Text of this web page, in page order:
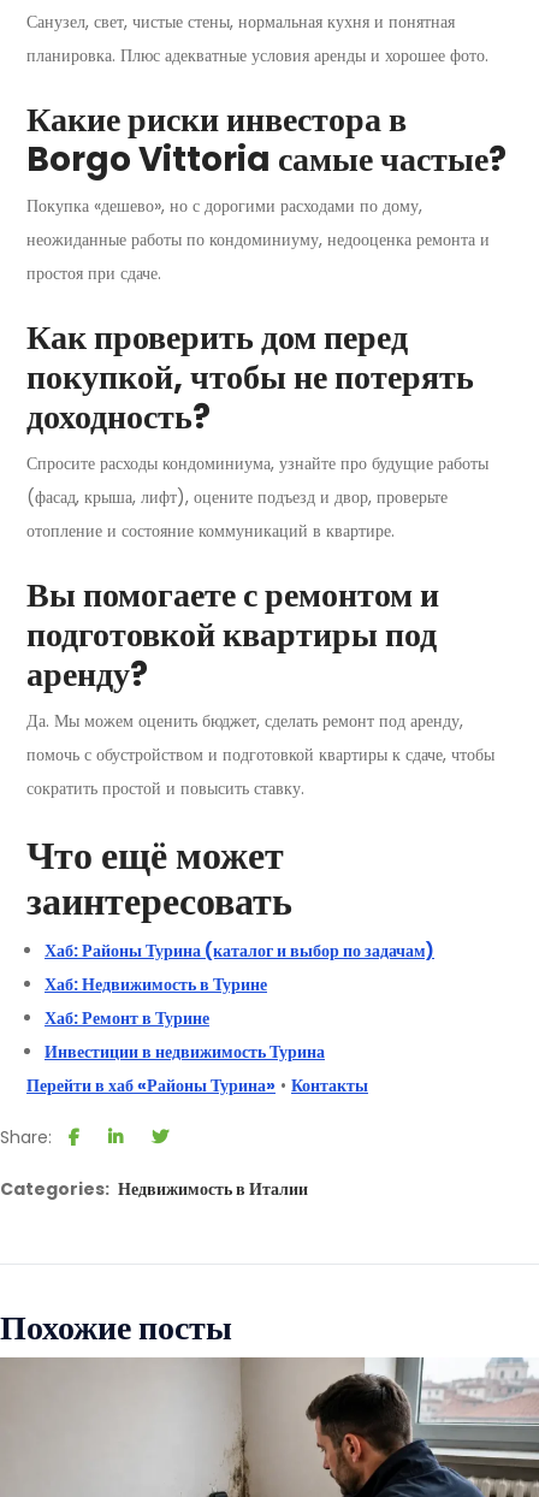
Санузел, свет, чистые стены, нормальная кухня и понятная
планировка. Плюс адекватные условия аренды и хорошее фото.
Какие риски инвестора в
Borgo Vittoria самые частые?
Покупка «дешево», но с дорогими расходами по дому,
неожиданные работы по кондоминиуму, недооценка ремонта и
простоя при сдаче.
Как проверить дом перед
покупкой, чтобы не потерять
доходность?
Спросите расходы кондоминиума, узнайте про будущие работы
(фасад, крыша, лифт), оцените подъезд и двор, проверьте
отопление и состояние коммуникаций в квартире.
Вы помогаете с ремонтом и
подготовкой квартиры под
аренду?
Да. Мы можем оценить бюджет, сделать ремонт под аренду,
помочь с обустройством и подготовкой квартиры к сдаче, чтобы
сократить простой и повысить ставку.
Что ещё может
заинтересовать
Хаб: Районы Турина (каталог и выбор по задачам)
Хаб: Недвижимость в Турине
Хаб: Ремонт в Турине
Инвестиции в недвижимость Турина
Перейти в хаб «Районы Турина» • Контакты
Share:
Categories: Недвижимость в Италии
Похожие посты